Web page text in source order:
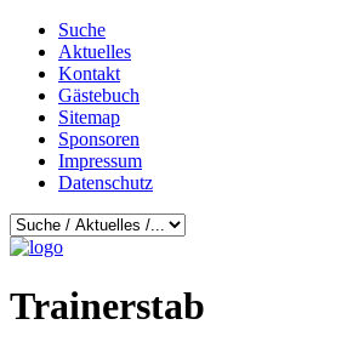
Suche
Aktuelles
Kontakt
Gästebuch
Sitemap
Sponsoren
Impressum
Datenschutz
Trainerstab